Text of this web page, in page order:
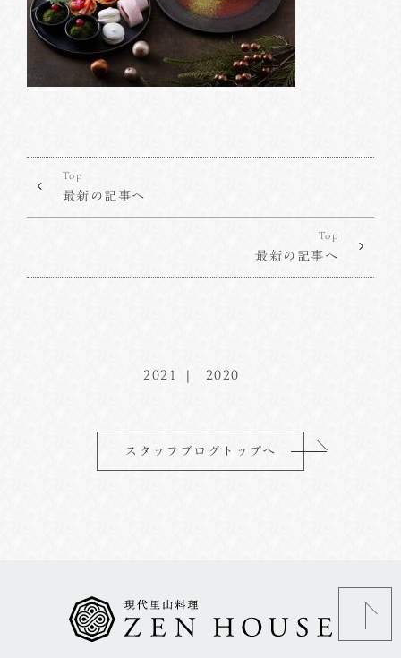
Top
最新の記事へ
Top
最新の記事へ
2021 2020
スタッフブログトップへ